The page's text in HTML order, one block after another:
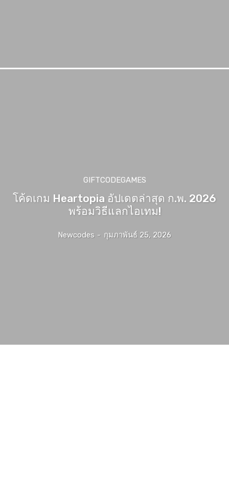
GIFTCODEGAMES
โค้ดเกม Heartopia อัปเดตล่าสุด ก.พ. 2026
พร้อมวิธีแลกไอเทม!
Newcodes - กุมภาพันธ์ 25, 2026